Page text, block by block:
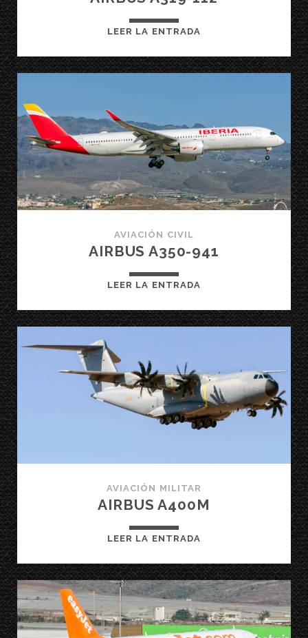
LEER LA ENTRADA
112
AVIACIÓN CIVIL
AIRBUS A350-941
LEER LA ENTRADA
941
AVIACIÓN MILITAR
AIRBUS A400M
LEER LA ENTRADA